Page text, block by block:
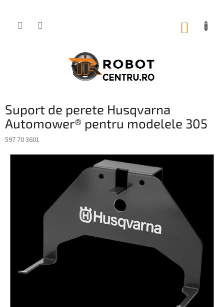
conținut
COŞ
Suport de perete Husqvarna
Automower® pentru modelele 305
597 70 3601